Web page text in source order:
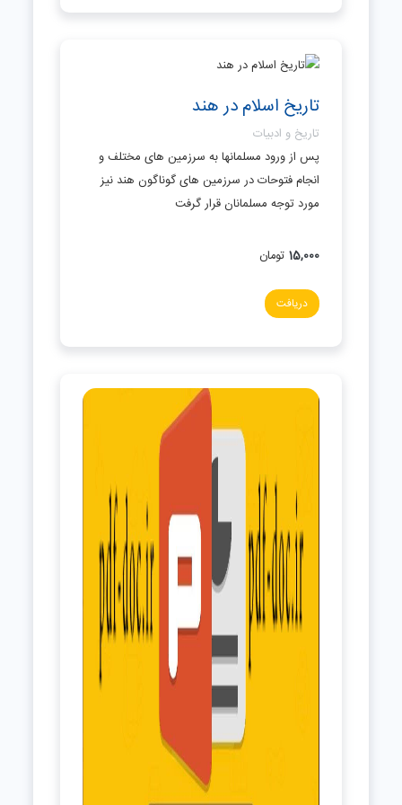
تاریخ اسلام در هند
تاریخ و ادبیات
پس از ورود مسلمانها به سرزمین های مختلف و
انجام فتوحات در سرزمین های گوناگون هند نیز
مورد توجه مسلمانان قرار گرفت
15,000 تومان
دریافت